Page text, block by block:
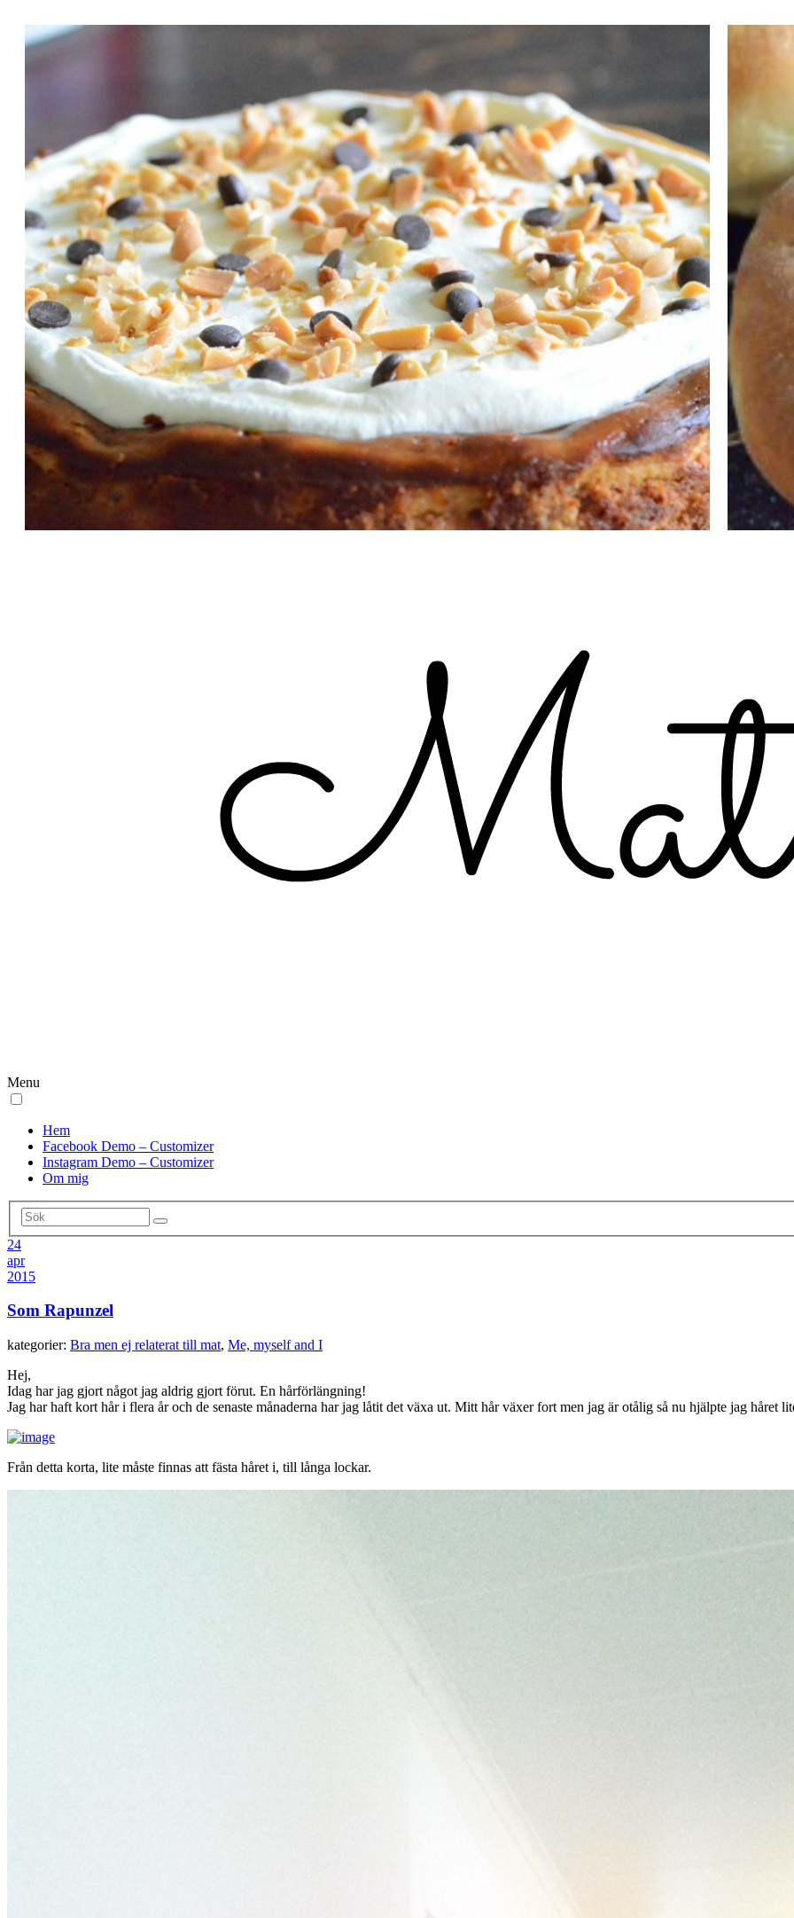
Menu
Hem
Facebook Demo – Customizer
Instagram Demo – Customizer
Om mig
24
apr
2015
Som Rapunzel
kategorier: Bra men ej relaterat till mat, Me, myself and I
Hej,
Idag har jag gjort något jag aldrig gjort förut. En hårförlängning!
Jag har haft kort hår i flera år och de senaste månaderna har jag låtit det växa ut. Mitt hår växer fort men jag är otålig så nu hjälpte jag håret
Från detta korta, lite måste finnas att fästa håret i, till långa lockar.